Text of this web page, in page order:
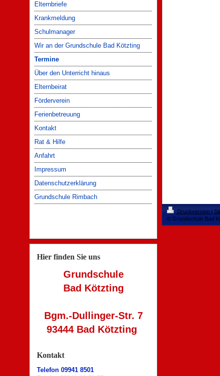
Elternbriefe
Krankmeldung
Schulmanager
Wir an der Grundschule Bad Kötzting
Termine
Über den Unterricht hinaus
Elternbeirat
Förderverein
Ferienbetreuung
Kontakt
Rat & Hilfe
Anfahrt
Impressum
Datenschutzerklärung
Grundschule Rimbach
Hier finden Sie uns
Grundschule
Bad Kötzting
Bgm.-Dullinger-Str. 7
93444 Bad Kötzting
Kontakt
Telefon 09941 8501
Druckversion |
© Grundschule Bad